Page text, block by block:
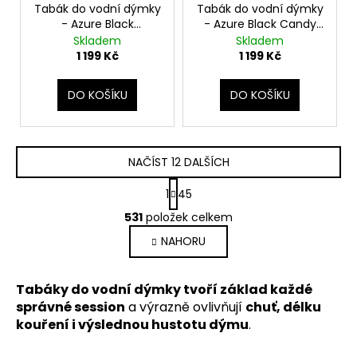
Tabák do vodní dýmky
- Azure Black
California Bl 250g
Skladem
1 199 Kč
DO KOŠÍKU
Tabák do vodní dýmky
- Azure Black Candy
250g
Skladem
1 199 Kč
DO KOŠÍKU
O
v
l
á
d
a
c
í
NAČÍST 12 DALŠÍCH
S
t
r
á
n
k
v
á
n
1
45
531 položek celkem
NAHORU
Tabáky do vodní dýmky tvoří základ každé
správné session a výrazně ovlivňují chuť, délku
kouření i výslednou hustotu dýmu.